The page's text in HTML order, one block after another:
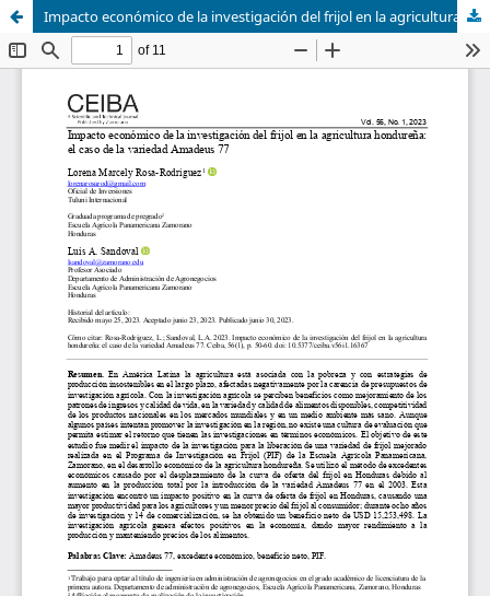
Impacto económico de la investigación del frijol en la agricultura hondureña: el caso de la variedad Amadeus 77